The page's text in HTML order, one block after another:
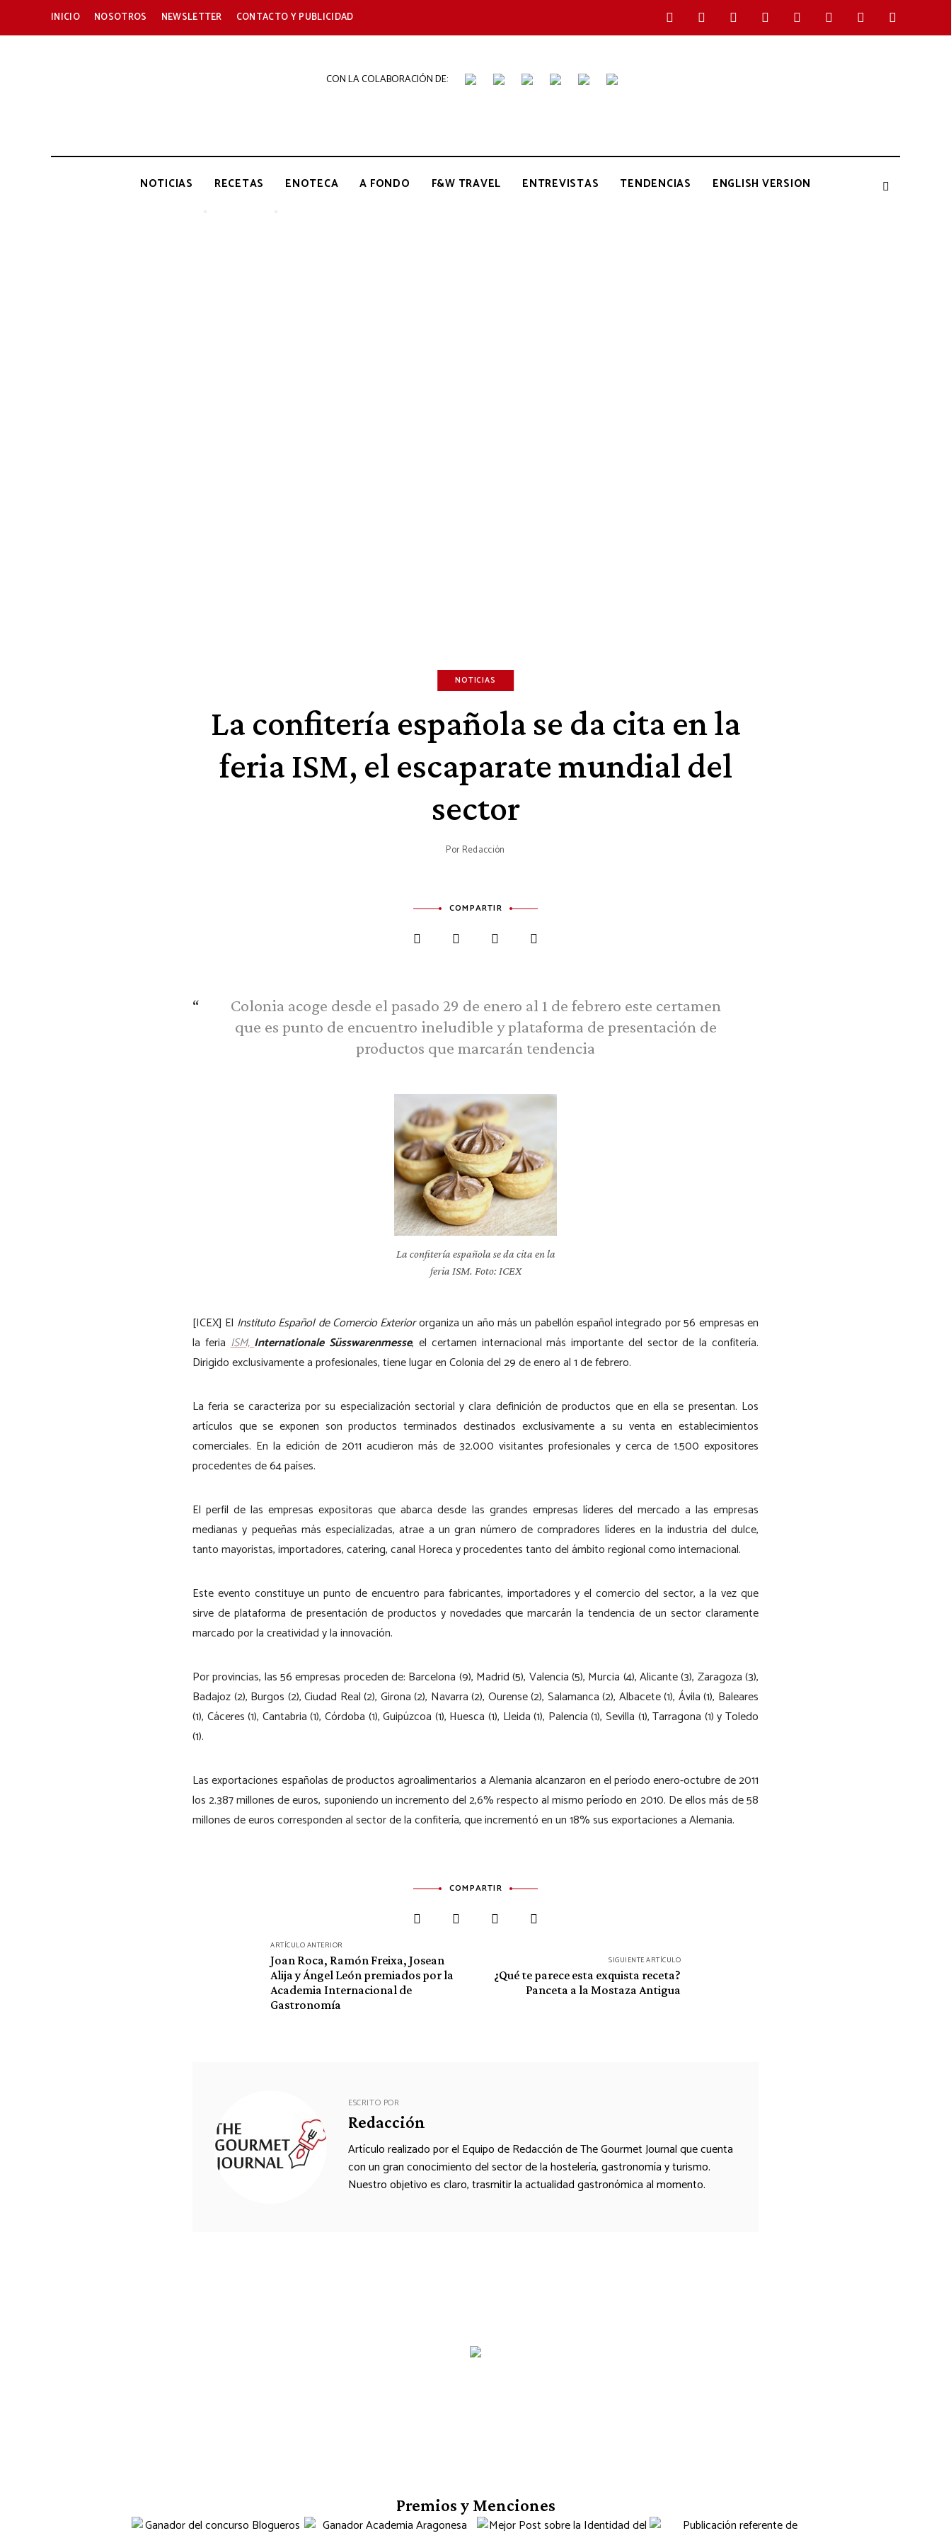
INICIO NOSOTROS NEWSLETTER CONTACTO Y PUBLICIDAD
CON LA COLABORACIÓN DE:
THE
GOURMET
Gastronomía
NOTICIAS
RECETAS ENOTECA A FONDO F&W TRAVEL ENTREVISTAS TENDENCIAS ENGLISH VERSION
NOTICIAS
La confitería española se da cita en la
feria ISM, el escaparate mundial del
sector
Por Redacción
COMPARTIR
Colonia acoge desde el pasado 29 de enero al 1 de febrero este certamen
que es punto de encuentro ineludible y plataforma de presentación de
productos que marcarán tendencia
La confitería española se da cita en la
feria ISM. Foto: ICEX
[ICEX] El Instituto Español de Comercio Exteriororganiza un año más un pabellón español integrado por 56 empresas en
la feriaISM,Internationale Süsswarenmesse, el certamen internacional más importante del sector de la confitería.
Dirigido exclusivamente a profesionales, tiene lugar en Colonia del 29 de enero al 1 de febrero.
La feria se caracteriza por su especialización sectorial y clara definición de productos que en ella se presentan. Los
artículos que se exponen son productos terminados destinados exclusivamente a su venta en establecimientos
comerciales. En la edición de 2011 acudieron más de 32.000 visitantes profesionales y cerca de 1.500 expositores
procedentes de 64 países.
El perfil de las empresas expositoras que abarca desde las grandes empresas líderes del mercado a las empresas
medianas y pequeñas más especializadas, atrae a un gran número de compradores líderes en la industria del dulce,
tanto mayoristas, importadores, catering, canal Horeca y procedentes tanto del ámbito regional como internacional.
Este evento constituye un punto de encuentro para fabricantes, importadores y el comercio del sector, a la vez que
sirve de plataforma de presentación de productos y novedades que marcarán la tendencia de un sector claramente
marcado por la creatividad y la innovación.
Por provincias, las 56 empresas proceden de: Barcelona (9), Madrid (5), Valencia (5), Murcia (4), Alicante (3), Zaragoza (3),
Badajoz (2), Burgos (2), Ciudad Real (2), Girona (2), Navarra (2), Ourense (2), Salamanca (2), Albacete (1), Ávila (1), Baleares
(1), Cáceres (1), Cantabria (1), Córdoba (1), Guipúzcoa (1), Huesca (1), Lleida (1), Palencia (1), Sevilla (1), Tarragona (1) y Toledo
(1).
Las exportaciones españolas de productos agroalimentarios a Alemania alcanzaron en el período enero-octubre de 2011
los 2.387 millones de euros, suponiendo un incremento del 2,6% respecto al mismo período en 2010. De ellos más de 58
millones de euros corresponden al sector de la confitería, que incrementó en un 18% sus exportaciones a Alemania.
COMPARTIR
NavegaciónARTÍCULO ANTERIOR
Joan Roca, Ramón Freixa, Josean
Alija y Ángel León premiados por la
Academia Internacional de
Gastronomía
SIGUIENTE ARTÍCULO
¿Qué te parece esta exquista receta?
Panceta a la Mostaza Antigua
ESCRITO POR
Redacción
Artículo realizado por el Equipo de Redacción de The Gourmet Journal que cuenta
con un gran conocimiento del sector de la hostelería, gastronomía y turismo.
Nuestro objetivo es claro, trasmitir la actualidad gastronómica al momento.
Premios y Menciones